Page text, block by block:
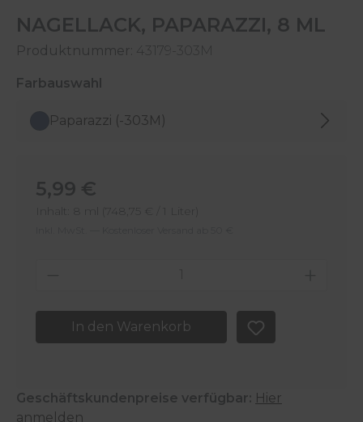
NAGELLACK, PAPARAZZI, 8 ML
Produktnummer: 43179-303M
Farbauswahl
Paparazzi (-303M)
Regulärer Preis:
5,99 €
Inhalt: 8 ml (748,75 € / 1 Liter)
Produkt Anzahl: Gib den
In den Warenkorb
Geschäftskundenpreise verfügbar: Hier
anmelden